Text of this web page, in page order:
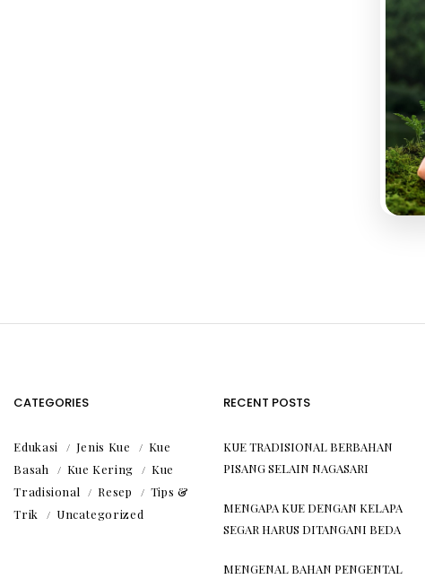
CATEGORIES
Edukasi Jenis Kue
Kue
Basah
Kue Kering
Kue
Tradisional
Resep
Tips &
Trik
Uncategorized
RECENT POSTS
KUE TRADISIONAL BERBAHAN
PISANG SELAIN NAGASARI
MENGAPA KUE DENGAN KELAPA
SEGAR HARUS DITANGANI BEDA
MENGENAL BAHAN PENGENTAL